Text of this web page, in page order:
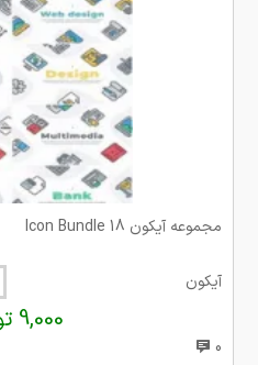
مجموعه آیکون Icon Bundle 18
آیکون
9,000 تومان
0